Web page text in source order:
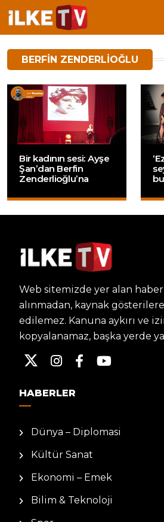
BERFIN ZENDERLIOĞLU
Bir kadının sesi: Ayşe
Şan’dan Berfin
Zenderlioğlu’na
Web sitemizde yer alan
alınmadan, kaynak
edilemez. Kanuna aykırı ve
kopyalanamaz, başka yerde
HABERLER
Dünya – Diplomasi
Kültür Sanat
Ekonomi – Emek
Bilim & Teknoloji